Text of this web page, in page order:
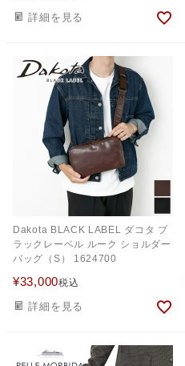
詳細を見る
Dakota BLACK LABEL ダコタ ブ
ラックレーベル ルーク ショルダー
バッグ（S） 1624700
¥33,000税込
詳細を見る